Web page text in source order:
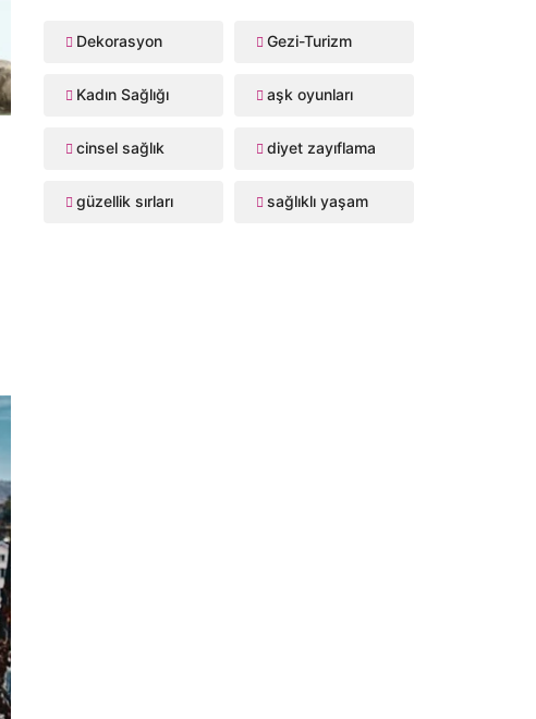
Dekorasyon Gezi-Turizm
Kadın Sağlığı aşk oyunları
cinsel sağlık diyet zayıflama
güzellik sırları sağlıklı yaşam